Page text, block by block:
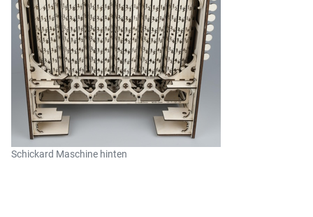
Schickard Maschine hinten